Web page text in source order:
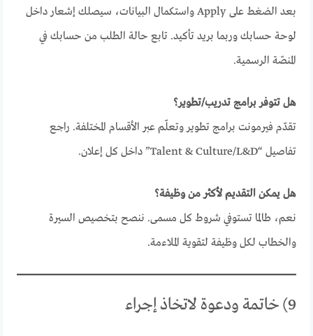
بعد الضغط على Apply واستكمال البيانات، سيصلك إشعار داخل
لوحة حسابك وربما بريد تأكيد. تابع حالة الطلب من حسابك في
المنصّة الرسمية.
هل تتوفر برامج تدريب/تطوير؟
تقدّم فيرمونت برامج تطوير وتعلّم عبر الأقسام المختلفة. راجع
تفاصيل “Talent & Culture/L&D” داخل كل إعلان.
هل يمكن التقديم لأكثر من وظيفة؟
نعم، طالما تستوفي شروط كل مسمى. ننصح بتخصيص السيرة
والخطاب لكل وظيفة لتقوية الملاءمة.
9) خاتمة ودعوة لاتخاذ إجراء